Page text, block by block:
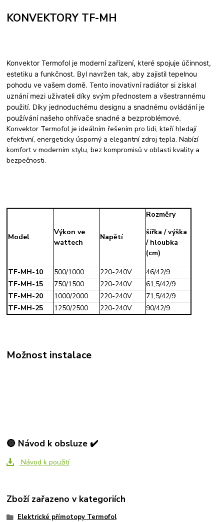
KONVEKTORY TF-MH
Konvektor Termofol je moderní zařízení, které spojuje účinnost,
estetiku a funkčnost. Byl navržen tak, aby zajistil tepelnou
pohodu ve vašem domě. Tento inovativní radiátor si získal
uznání mezi uživateli díky svým přednostem a všestrannému
použití. Díky jednoduchému designu a snadnému ovládání je
používání našeho ohřívače snadné a bezproblémové.
Konvektor Termofol je ideálním řešením pro lidi, kteří hledají
efektivní, energeticky úsporný a elegantní zdroj tepla. Nabízí
komfort v moderním stylu, bez kompromisů v oblasti kvality a
bezpečnosti.
Model
Výkon ve
wattech
Napětí
Rozměry
šířka / výška
/ hloubka
(cm)
TF-MH-10
500/1000 220-240V
46/42/9
TF-MH-15
750/1500 220-240V
61,5/42/9
TF-MH-20
1000/2000 220-240V
71,5/42/9
TF-MH-25
1250/2500 220-240V 90/42/9
Možnost instalace
🔴 Návod k obsluze ✔️
Návod k použití
Zboží zařazeno v kategoriích
Elektrické přímotopy Termofol